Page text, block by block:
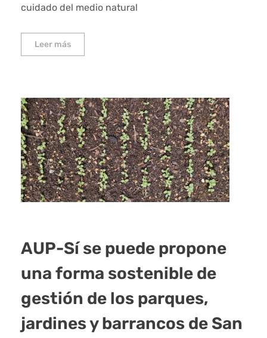
cuidado del medio natural
Leer más
AUP-Sí se puede propone
una forma sostenible de
gestión de los parques,
jardines y barrancos de San